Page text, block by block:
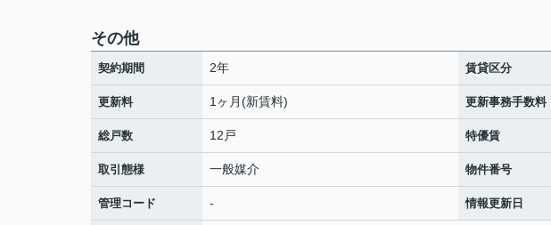
その他
契約期間 2年 賃貸区分
更新料 1ヶ月(新賃料) 更新事務手数料
総戸数 12戸 特優賃
取引態様 一般媒介 物件番号
管理コード - 情報更新日